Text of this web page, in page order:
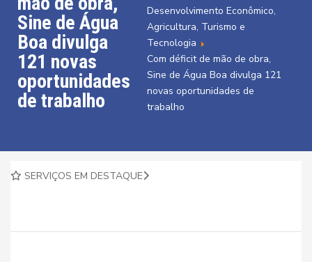
Sine de Água
Boa divulga
121 novas
oportunidades
de trabalho
Desenvolvimento Econômico,
Agricultura, Turismo e
Tecnologia
Com déficit de mão de obra,
Sine de Água Boa divulga 121
novas oportunidades de
trabalho
SERVIÇOS EM DESTAQUE